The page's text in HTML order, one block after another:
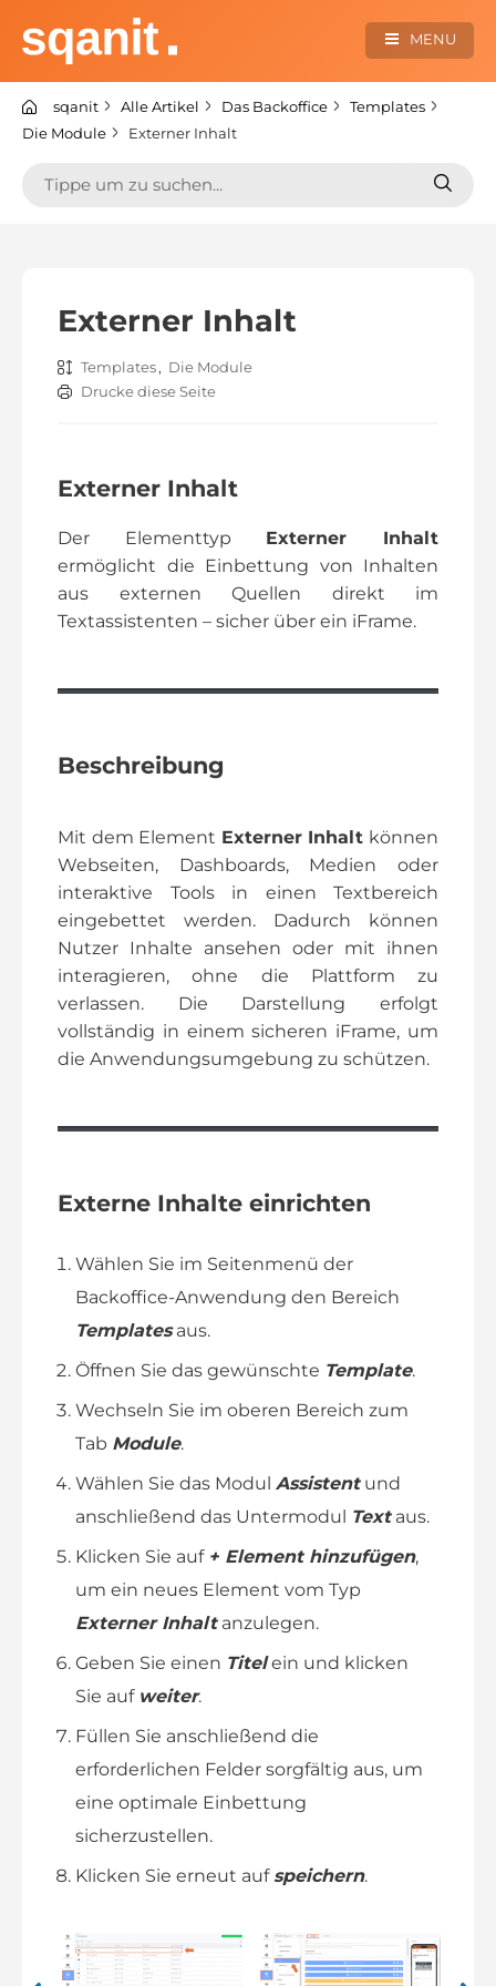
Inhalt
springen
sqanit Knowledge center
MENU
sqanit Alle Artikel Das Backoffice
Templates
Die Module
Externer Inhalt
Suchen
Externer Inhalt
Templates , Die Module
Drucke diese Seite
Externer Inhalt
Der Elementtyp Externer Inhalt
ermöglicht die Einbettung von Inhalten
aus externen Quellen direkt im
Textassistenten – sicher über ein iFrame.
Beschreibung
Mit dem Element Externer Inhalt können
Webseiten, Dashboards, Medien oder
interaktive Tools in einen Textbereich
eingebettet werden. Dadurch können
Nutzer Inhalte ansehen oder mit ihnen
interagieren, ohne die Plattform zu
verlassen. Die Darstellung erfolgt
vollständig in einem sicheren iFrame, um
die Anwendungsumgebung zu schützen.
Externe Inhalte einrichten
Wählen Sie im Seitenmenü der
Backoffice-Anwendung den Bereich
Templatesaus.
Öffnen Sie das gewünschte Template.
Wechseln Sie im oberen Bereich zum
Tab Module.
Wählen Sie das Modul Assistentund
anschließend das Untermodul Textaus.
Klicken Sie auf + Element hinzufügen,
um ein neues Element vom Typ
Externer Inhaltanzulegen.
Geben Sie einen Titelein und klicken
Sie auf weiter.
Füllen Sie anschließend die
erforderlichen Felder sorgfältig aus, um
eine optimale Einbettung
sicherzustellen.
Klicken Sie erneut auf speichern.
Beispiel Bild 1 Beispiel Bild 2